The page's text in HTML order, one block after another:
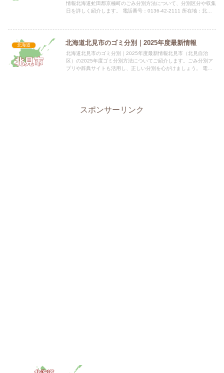
情報北海道虻田郡京極町のごみ分別方法について、分別区分や収集
日を詳しく紹介します。 電話番号：0136-42-2111 所在地：北海
北海道 北海道北見市のゴミ分別｜2025年度最新情報
北海道北見市のゴミ分別｜2025年度最新情報北見市（北見自治
区）の2025年度ゴミ分別方法についてご紹介します。ごみ分別ア
プリや辞典サイトも活用し、正しい分別を心がけましょう。 電話
スポンサーリンク